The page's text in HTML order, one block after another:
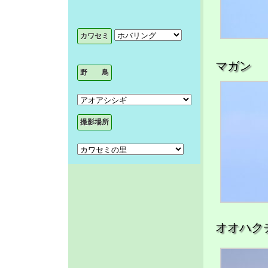
マガン
オオハク